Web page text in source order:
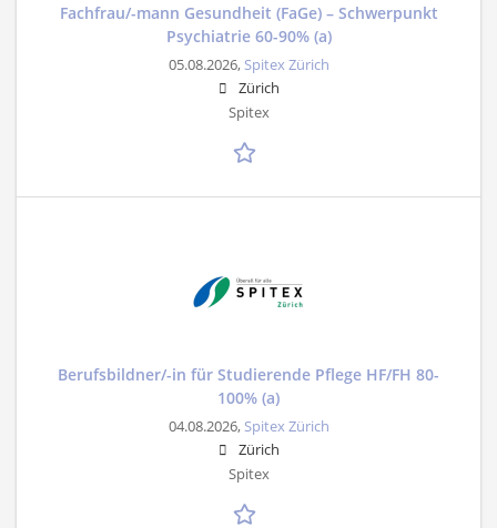
Fachfrau/-mann Gesundheit (FaGe) – Schwerpunkt
Psychiatrie 60-90% (a)
05.08.2026, Spitex Zürich
Zürich
Spitex
Berufsbildner/-in für Studierende Pflege HF/FH 80-
100% (a)
04.08.2026, Spitex Zürich
Zürich
Spitex